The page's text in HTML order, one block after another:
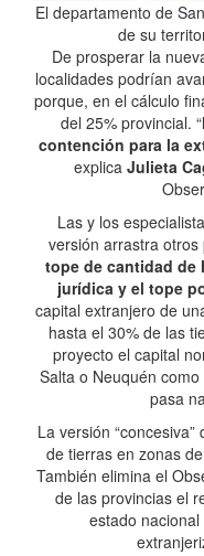
El departamento de
de su
De prosperar la
localidades podrían
porque, en el cálculo
del 25% provincial. “
contención para la
explica Julieta
Las y los
versión arrastra
tope de cantidad de
jurídica y el tope
capital extranjero de
hasta el 30% de las
proyecto el capital
Salta o Neuquén
pasa
La versión
de tierras en zonas
También elimina el
de las provincias el
estado